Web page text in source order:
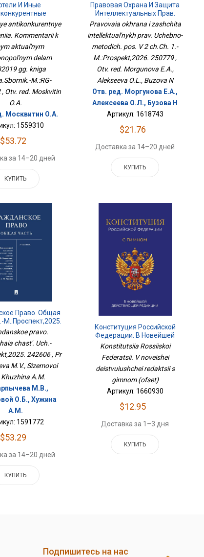
И Иные
Комментарии К
Актуальным
Делам
Гг. Книга
М.:РГ-
Пресс,202
antikonkurentnye
Kommentarii k
aktual'nym
delam
gg. kniga
M.:RG-
, Otv. red. Moskvitin
O.A.
Москвитин О.А.
1559310
$53.72
за 14–20 дней
КУПИТЬ
Правовая Охрана И Защита
Интеллектуальных Прав.
Учебно-Методич. Пос. В 2
250779
Pravovaia okhrana i zashchita
intellektual'nykh prav. Uchebno-
metodich. pos. V 2 ch.Ch. 1.-
M.:Prospekt,2026. 250779 ,
Otv. red. Morgunova E.A.,
Alekseeva O.L., Buzova N
Отв. ред. Моргунова Е.А.,
Алексеева О.Л., Бузова Н
Артикул: 1618743
$21.76
Доставка за 14–20 дней
КУПИТЬ
Право. Общая
М.:Проспект,2025.
242606 pravo.
chast'. Uch.-
242606 , Pr
M.V., Sizemovoi
Khuzhina A.M.
М.В.,
О.Б., Хужина
А.М.
1591772
$53.29
за 14–20 дней
КУПИТЬ
Конституция Российской
Федерации. В Новейшей
Действующей Редакции С
Konstitutsiia Rossiiskoi
Federatsii. V noveishei
deistvuiushchei redaktsii s
gimnom (ofset)
Артикул: 1660930
$12.95
Доставка за 1–3 дня
КУПИТЬ
Подпишитесь на нас